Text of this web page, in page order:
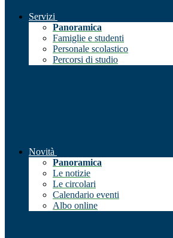
Servizi
Panoramica
Famiglie e studenti
Personale scolastico
Percorsi di studio
Novità
Panoramica
Le notizie
Le circolari
Calendario eventi
Albo online